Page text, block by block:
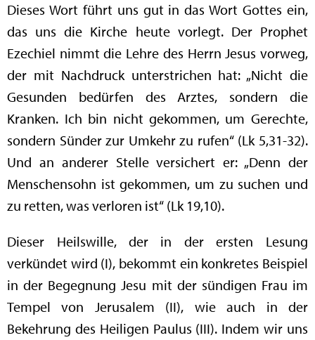
Dieses Wort führt uns gut in das Wort Gottes ein,
das uns die Kirche heute vorlegt. Der Prophet
Ezechiel nimmt die Lehre des Herrn Jesus vorweg,
der mit Nachdruck unterstrichen hat: „Nicht die
Gesunden bedürfen des Arztes, sondern die
Kranken. Ich bin nicht gekommen, um Gerechte,
sondern Sünder zur Umkehr zu rufen“ (Lk 5,31-32).
Und an anderer Stelle versichert er: „Denn der
Menschensohn ist gekommen, um zu suchen und
zu retten, was verloren ist“ (Lk 19,10).
Dieser Heilswille, der in der ersten Lesung
verkündet wird (I), bekommt ein konkretes Beispiel
in der Begegnung Jesu mit der sündigen Frau im
Tempel von Jerusalem (II), wie auch in der
Bekehrung des Heiligen Paulus (III). Indem wir uns